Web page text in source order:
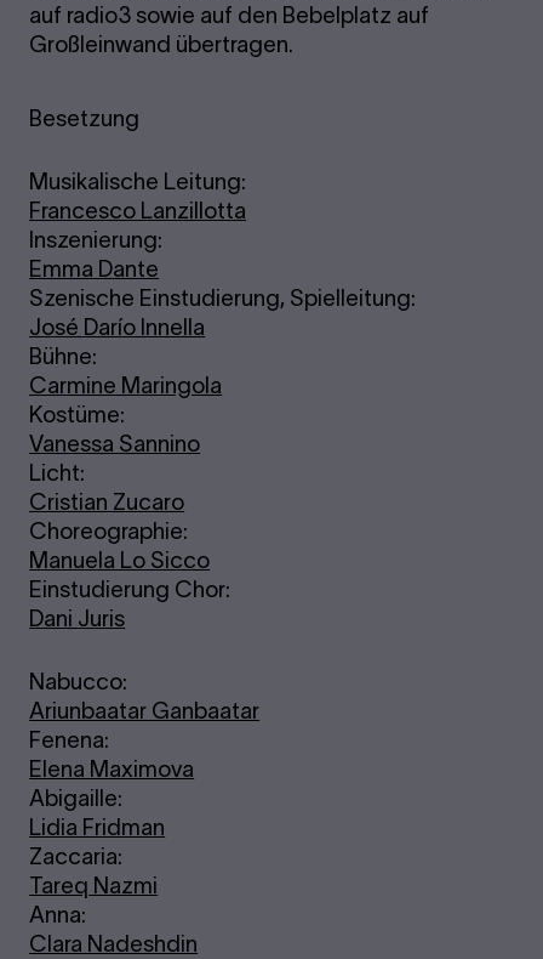
auf radio3 sowie auf den Bebelplatz auf
Großleinwand übertragen.
Besetzung
Musikalische Leitung:
Francesco Lanzillotta
Inszenierung:
Emma Dante
Szenische Einstudierung, Spielleitung:
José Darío Innella
Bühne:
Carmine Maringola
Kostüme:
Vanessa Sannino
Licht:
Cristian Zucaro
Choreographie:
Manuela Lo Sicco
Einstudierung Chor:
Dani Juris
Nabucco:
Ariunbaatar Ganbaatar
Fenena:
Elena Maximova
Abigaille:
Lidia Fridman
Zaccaria:
Tareq Nazmi
Anna:
Clara Nadeshdin